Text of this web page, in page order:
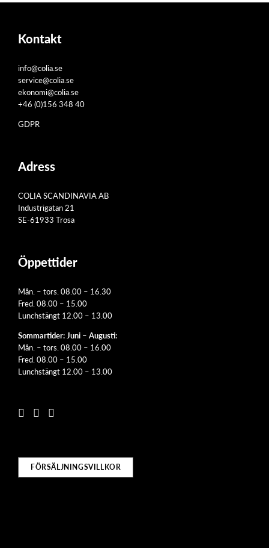
Kontakt
info@colia.se
service@colia.se
ekonomi@colia.se
+46 (0)156 348 40
GDPR
Adress
COLIA SCANDINAVIA AB
Industrigatan 21
SE-61933 Trosa
Öppettider
Mån. – tors. 08.00 – 16.30
Fred. 08.00 – 15.00
Lunchstängt 12.00 – 13.00
Sommartider: Juni – Augusti:
Mån. – tors. 08.00 – 16.00
Fred. 08.00 – 15.00
Lunchstängt 12.00 – 13.00
FÖRSÄLJNINGSVILLKOR